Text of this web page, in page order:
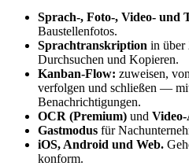
Sprach-, Foto-, Video- und
Baustellenfotos.
Sprachtranskription in über
Durchsuchen und Kopieren.
Kanban-Flow: zuweisen,
verfolgen und schließen —
Benachrichtigungen.
OCR (Premium) und
Gastmodus für
iOS, Android und Web.
konform.